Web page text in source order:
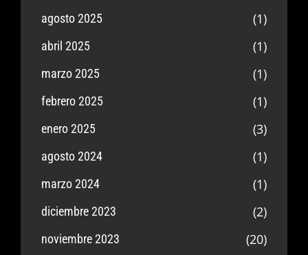
agosto 2025 (1)
abril 2025 (1)
marzo 2025 (1)
febrero 2025 (1)
enero 2025 (3)
agosto 2024 (1)
marzo 2024 (1)
diciembre 2023 (2)
noviembre 2023 (20)